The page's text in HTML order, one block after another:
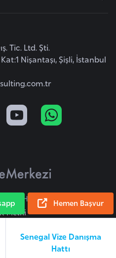
Senegal Vize Danışma
Hattı
Tic. Ltd. Şti.
Nişantaşı, Şişli, İstanbul
Hakları Saklıdır.
Metni
Hemen Başvur